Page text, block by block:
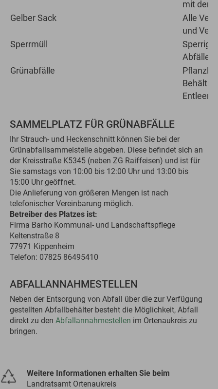
mit dem
Gelber Sack
Alle
und
Sperrmüll
Sperrige
Abfälle
Grünabfälle
SAMMELPLATZ FÜR GRÜNABFÄLLE
Ihr Strauch- und Heckenschnitt können Sie bei der
Grünabfallsammelstelle abgeben. Diese befindet sich an
der Kreisstraße K5345 (neben ZG Raiffeisen) und ist für
Sie samstags von 10:00 bis 12:00 Uhr und 13:00 bis
15:00 Uhr geöffnet.
Die Anlieferung von größeren Mengen ist nach
telefonischer Vereinbarung möglich.
Betreiber des Platzes ist:
Firma Barho Kommunal- und Landschaftspflege
Keltenstraße 8
77971 Kippenheim
Telefon: 07825 86495410
ABFALLANNAHMESTELLEN
Neben der Entsorgung von Abfall über die zur Verfügung
gestellten Abfallbehälter besteht die Möglichkeit, Abfall
direkt zu den Abfallannahmestellen im Ortenaukreis zu
bringen.
Weitere Informationen erhalten Sie beim
Landratsamt Ortenaukreis